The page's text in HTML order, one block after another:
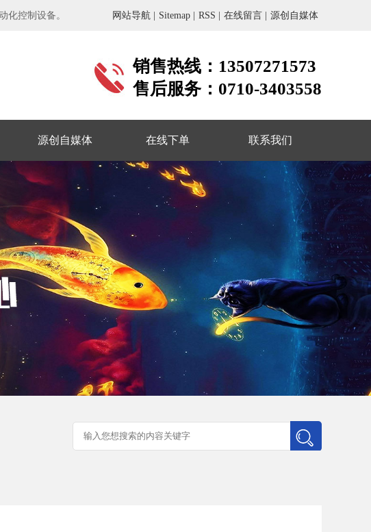
化控制设备。 网站导航 | Sitemap | RSS | 在线留言 | 源创自媒体
销售热线：13507271573
售后服务：0710-3403558
源创自媒体 在线下单 联系我们